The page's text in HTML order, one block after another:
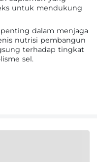
untuk mendukung
dalam menjaga
nutrisi pembangun
terhadap tingkat
sel.